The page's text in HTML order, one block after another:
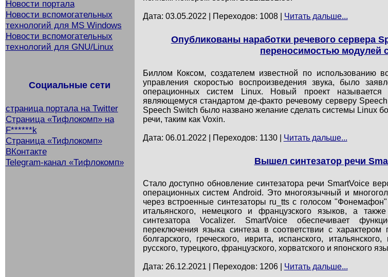
Новости портала
Новости вспомогательных
технологий для MS Windows
Новости вспомогательных
технологий для GNU/Linux
Социальные сети
страница портала на Twitter
Страница «Тифлокомп» на
F******k
Страница «Тифлокомп»
ВКонтакте
Telegram-канал «Тифлокомп»
Дата: 03.05.2022 | Переходов: 1008 | Читать дальше...
Опубликованы наработки речевого сервера
переносимостью модулей
Биллом Коксом, создателем известной по использованию
управления скоростью воспроизведения звука, было
операционных систем Linux. Новый проект
являющемуся стандартом де-факто речевому серверу
Speech Switch было названо желание сделать системы Linux
речи, таким как Voxin.
Дата: 06.01.2022 | Переходов: 1130 | Читать дальше...
Вышел синтезатор речи
Стало доступно обновление синтезатора речи SmartVoice
операционных систем Android. Это многоязычный и
через встроенные синтезаторы ru_tts с голосом
итальянского, немецкого и французского языков, а
синтезатора Vocalizer. SmartVoice обеспечивает
переключения языка синтеза в соответствии с характером
болгарского, греческого, иврита, испанского,
русского, турецкого, французского, хорватского и японского
Дата: 26.12.2021 | Переходов: 1206 | Читать дальше...